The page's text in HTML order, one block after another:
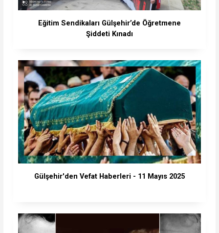
Eğitim Sendikaları Gülşehir’de Öğretmene
Şiddeti Kınadı
Gülşehir'den Vefat Haberleri - 11 Mayıs 2025